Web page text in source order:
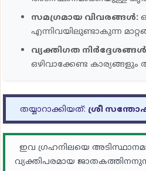
സമഗ്രമായ വിവരങ്ങൾ:
എന്നിവയിലുണ്ടാകുന്ന
വ്യക്തിഗത
ഒഴിവാക്കേണ്ട
തയ്യാറാക്കിയത്: ശ്രീ
ഇവ ഗ്രഹനിലയെ
വ്യക്തിപരമായ